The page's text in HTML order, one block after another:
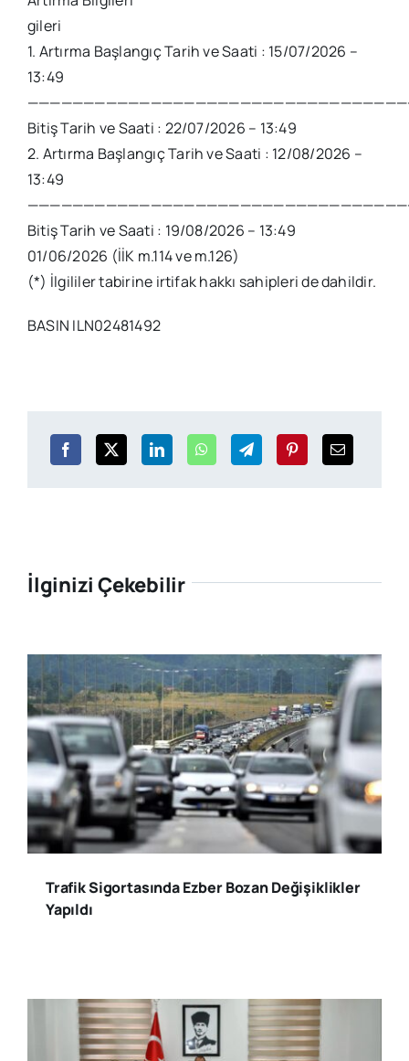
gileri
1. Artırma Başlangıç Tarih ve Saati : 15/07/2026 –
13:49
Bitiş Tarih ve Saati : 22/07/2026 – 13:49
2. Artırma Başlangıç Tarih ve Saati : 12/08/2026 –
13:49
Bitiş Tarih ve Saati : 19/08/2026 – 13:49
01/06/2026 (İİK m.114 ve m.126)
(*) İlgililer tabirine irtifak hakkı sahipleri de dahildir.
BASIN ILN02481492
İlginizi Çekebilir
Trafik Sigortasında Ezber Bozan Değişiklikler
Yapıldı